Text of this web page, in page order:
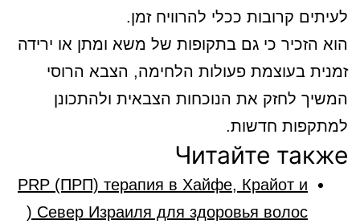
לעיתים קרובות ככלי להרוויח זמן.
הוא הזכיר כי גם בתקופות של משא ומתן או ירידה
זמנית בעוצמת פעולות הלחימה, הצבא הרוסי
המשיך לחזק את הנוכחות הצבאית ולהתכונן
למתקפות חדשות.
Читайте также
PRP (ПРП) терапия в Хайфе, Крайот и
Север Израиля для здоровья волос (